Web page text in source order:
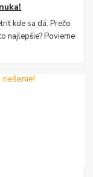
kde sa dá. Prečo
najlepšie? Povieme